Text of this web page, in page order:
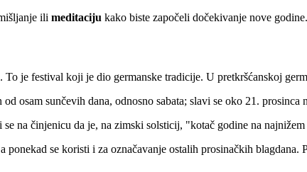
ili meditaciju kako biste započeli dočekivanje nove godine.
je festival koji je dio germanske tradicije. U pretkršćanskoj
od osam sunčevih dana, odnosno sabata; slavi se oko 21.
se na činjenicu da je, na zimski solsticij, "kotač godine na
ponekad se koristi i za označavanje ostalih prosinačkih